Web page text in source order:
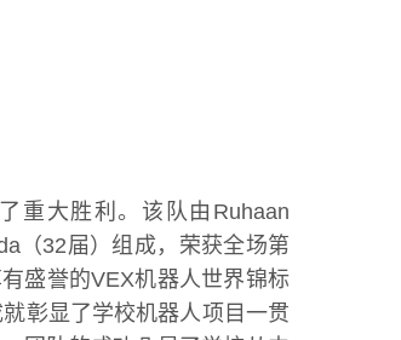
重大胜利。该队由Ruhaan
（32届）组成，荣获全场第
盛誉的VEX机器人世界锦标
彰显了学校机器人项目一贯